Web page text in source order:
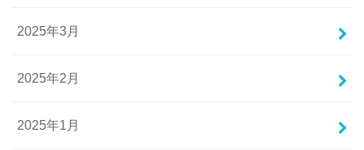
2025年3月
2025年2月
2025年1月